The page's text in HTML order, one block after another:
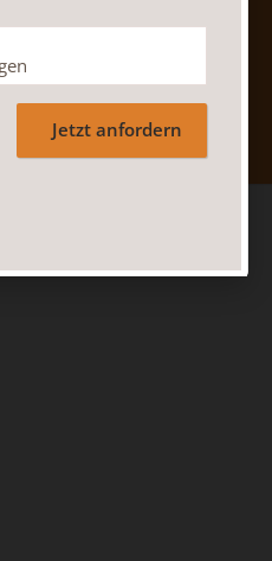
oben
Jetzt anfordern